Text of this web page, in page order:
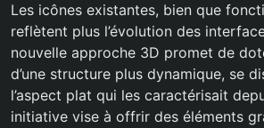
Les icônes existantes, bien que
reflètent plus l’évolution des
nouvelle approche 3D promet de
d’une structure plus dynamique, se
l’aspect plat qui les caractérisait
initiative vise à offrir des éléments